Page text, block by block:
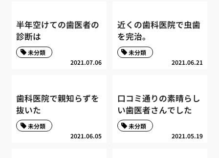
半年空けての歯医者の
診断は
2021.07.06
未分類
近くの歯科医院で虫歯
を完治。
2021.06.21
未分類
歯科医院で親知らずを
抜いた
2021.06.05
未分類
口コミ通りの素晴らし
い歯医者さんでした
2021.05.19
未分類